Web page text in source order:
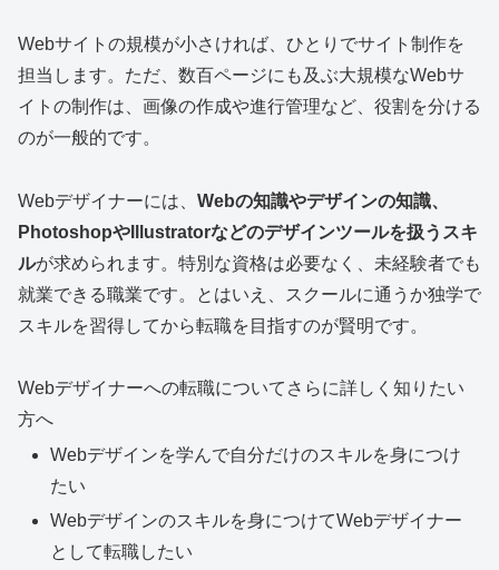
Webサイトの規模が小さければ、ひとりでサイト制作を
担当します。ただ、数百ページにも及ぶ大規模なWebサ
イトの制作は、画像の作成や進行管理など、役割を分ける
のが一般的です。
Webデザイナーには、 Webの知識やデザインの知識、
PhotoshopやIllustratorなどのデザインツールを扱うスキ
ルが求められます。特別な資格は必要なく、未経験者でも
就業できる職業です。とはいえ、スクールに通うか独学で
スキルを習得してから転職を目指すのが賢明です。
Webデザイナーへの転職についてさらに詳しく知りたい
方へ
Webデザインを学んで自分だけのスキルを身につけ
たい
Webデザインのスキルを身につけてWebデザイナー
として転職したい